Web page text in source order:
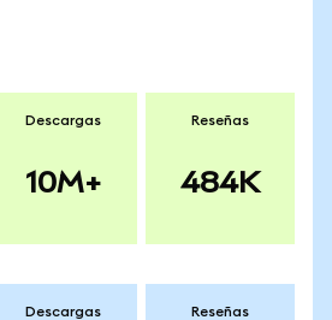
Descargas
10M+
Reseñas
484K
Descargas Reseñas